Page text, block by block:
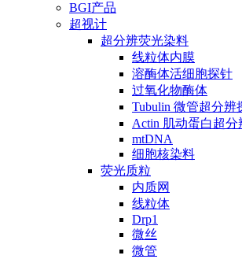
BGI产品
超视计
超分辨荧光染料
线粒体内膜
溶酶体活细胞探针
过氧化物酶体
Tubulin 微管超分辨
Actin 肌动蛋白超分
mtDNA
细胞核染料
荧光质粒
内质网
线粒体
Drp1
微丝
微管